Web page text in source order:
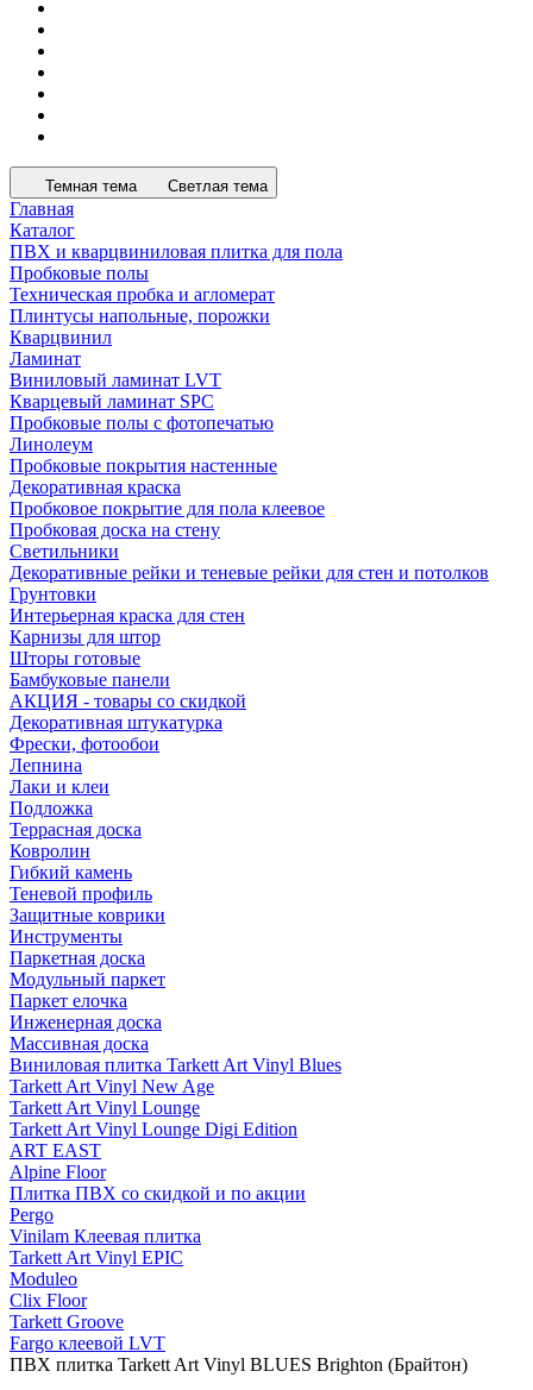
Темная тема Светлая тема
Главная
Каталог
ПВХ и кварцвиниловая плитка для пола
Пробковые полы
Техническая пробка и агломерат
Плинтусы напольные, порожки
Кварцвинил
Ламинат
Виниловый ламинат LVT
Кварцевый ламинат SPC
Пробковые полы с фотопечатью
Линолеум
Пробковые покрытия настенные
Декоративная краска
Пробковое покрытие для пола клеевое
Пробковая доска на стену
Светильники
Декоративные рейки и теневые рейки для стен и потолков
Грунтовки
Интерьерная краска для стен
Карнизы для штор
Шторы готовые
Бамбуковые панели
АКЦИЯ - товары со скидкой
Декоративная штукатурка
Фрески, фотообои
Лепнина
Лаки и клеи
Подложка
Террасная доска
Ковролин
Гибкий камень
Теневой профиль
Защитные коврики
Инструменты
Паркетная доска
Модульный паркет
Паркет елочка
Инженерная доска
Массивная доска
Виниловая плитка Tarkett Art Vinyl Blues
Tarkett Art Vinyl New Age
Tarkett Art Vinyl Lounge
Tarkett Art Vinyl Lounge Digi Edition
ART EAST
Alpine Floor
Плитка ПВХ со скидкой и по акции
Pergo
Vinilam Клеевая плитка
Tarkett Art Vinyl EPIC
Moduleo
Clix Floor
Tarkett Groove
Fargo клеевой LVT
ПВХ плитка Tarkett Art Vinyl BLUES Brighton (Брайтон)